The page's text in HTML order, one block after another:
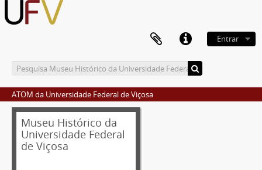
Entrar
ATOM da Universidade Federal de Viçosa
Museu Histórico da
Universidade Federal
de Viçosa